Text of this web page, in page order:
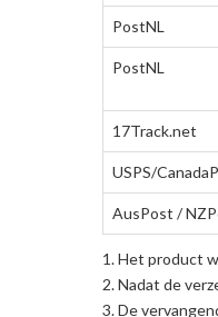
PostNL
PostNL
17Track.net
USPS/
AusPost /
Het product
Nadat de
De